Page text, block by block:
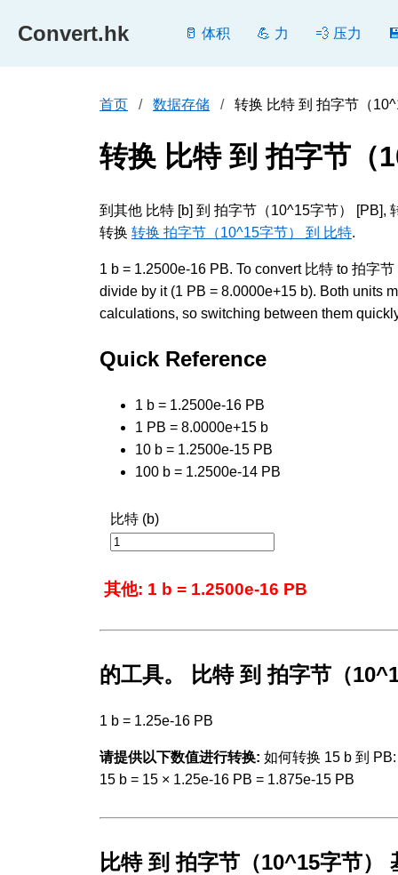
Convert.hk 🥛 体积 💪 力 💨 压力
首页 数据存储 转换 比特 到 拍字节（
转换 比特 到 拍字节（
到其他 比特 [b] 到 拍字节（10^15字节） [PB],
转换 转换 拍字节（10^15字节） 到 比特.
1 b = 1.2500e-16 PB. To convert 比特 to 拍字
divide by it (1 PB = 8.0000e+15 b). Both units
calculations, so switching between them
Quick Reference
1 b = 1.2500e-16 PB
1 PB = 8.0000e+15 b
10 b = 1.2500e-15 PB
100 b = 1.2500e-14 PB
比特 (b)
其他: 1 b = 1.2500e-16 PB
的工具。 比特 到 拍字节（
1 b = 1.25e-16 PB
请提供以下数值进行转换: 如何转换 15 b 到 PB:
15 b = 15 × 1.25e-16 PB = 1.875e-15 PB
比特 到 拍字节（10^15字节）